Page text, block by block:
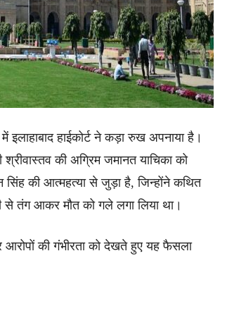
हाईकोर्ट ने कड़ा रुख अपनाया है।
श्रीवास्तव की अग्रिम जमानत याचिका को
सिंह की आत्महत्या से जुड़ा है, जिन्होंने कथित
तंग आकर मौत को गले लगा लिया था।
आरोपों की गंभीरता को देखते हुए यह फैसला